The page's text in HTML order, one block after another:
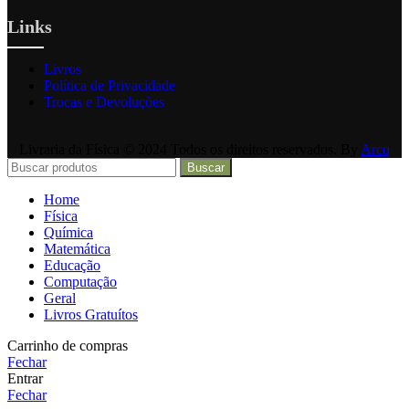
Links
Livros
Política de Privacidade
Trocas e Devoluções
Arcq
Buscar
Home
Física
Química
Matemática
Educação
Computação
Geral
Livros Gratuítos
Carrinho de compras
Fechar
Entrar
Fechar